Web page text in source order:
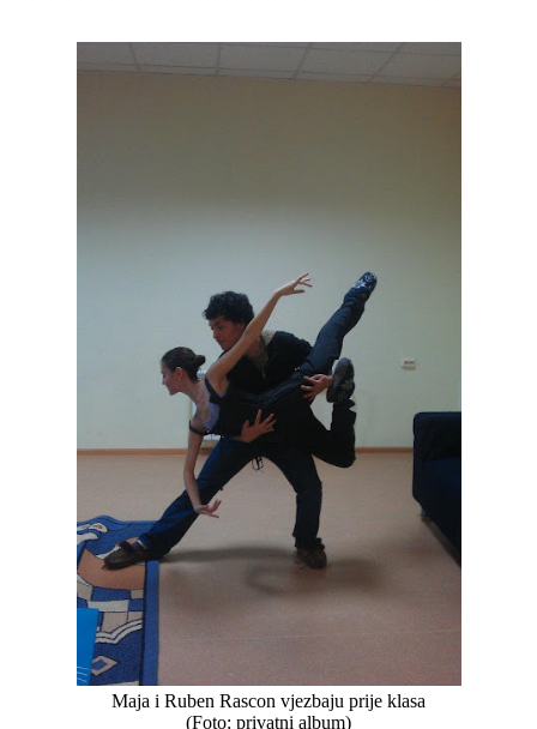
Maja i Ruben Rascon vjezbaju prije klasa
(Foto: privatni album)